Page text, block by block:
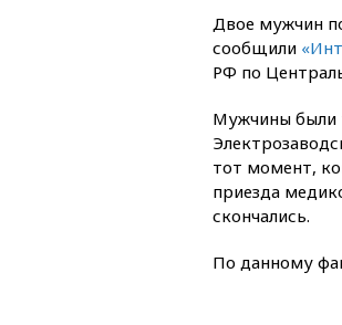
Двое мужчин
сообщили
РФ по
Мужчины были
тот момент,
приезда
скончались.
По данному